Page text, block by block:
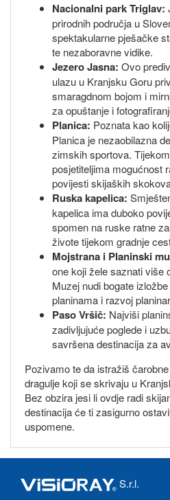
Nacionalni park Triglav:
prirodnih područja u
spektakularne pješačke
te nezaboravne vidike.
Jezero Jasna: Ovo
ulazu u Kranjsku Goru
smaragdnom bojom i
za opuštanje i
Planica: Poznata kao
Planica je nezaobilazna
zimskih sportova.
posjetiteljima mogućnost
povijesti skijaških
Ruska kapelica:
kapelica ima duboko
spomen na ruske ratne
živote tijekom gradnje
Mojstrana i Planinski
one koji žele saznati više
Muzej nudi bogate
planinama i razvoj
Paso Vršič: Najviši
zadivljujuće poglede i
savršena destinacija za
Pozivamo te da istražiš
dragulje koji se skrivaju u
Bez obzira jesi li ovdje radi
destinacija će ti zasigurno
uspomene.
S.r.l.